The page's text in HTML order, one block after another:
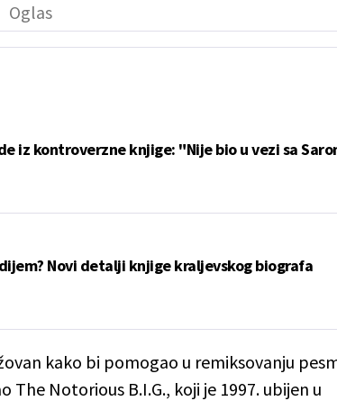
iz kontroverzne knjige: "Nije bio u vezi sa
Novi detalji knjige kraljevskog biografa
kako bi pomogao u remiksovanju
Notorious B.I.G., koji je 1997. ubijen u